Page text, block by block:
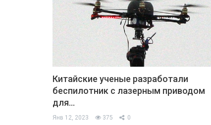
Китайские ученые разработали
беспилотник с лазерным приводом
для…
Янв 12, 2023 375 0